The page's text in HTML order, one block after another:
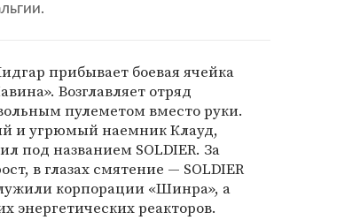
прибывает боевая ячейка
Возглавляет отряд
пулеметом вместо руки.
и угрюмый наемник Клауд,
под названием SOLDIER. За
в глазах смятение — SOLDIER
корпорации «Шинра», а
энергетических реакторов.